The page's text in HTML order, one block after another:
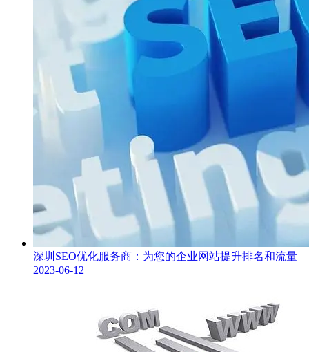
深圳SEO优化服务商：为您的企业网站提升排名和流量
2023-06-12